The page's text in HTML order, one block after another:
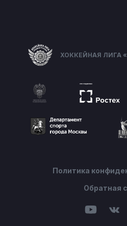
ХОККЕЙНАЯ ЛИГА
Политика
Обратная